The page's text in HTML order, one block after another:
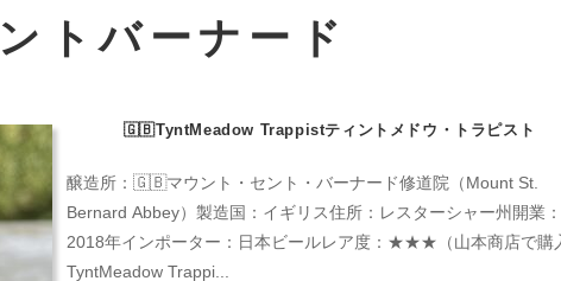
トバーナード
🇬🇧TyntMeadow Trappistティントメドウ・トラピスト
醸造所：🇬🇧マウント・セント・バーナード修道院（Mount St.
Bernard Abbey）製造国：イギリス住所：レスターシャー州開業：
2018年インポーター：日本ビールレア度：★★★（山本商店で購
TyntMeadow Trappi...